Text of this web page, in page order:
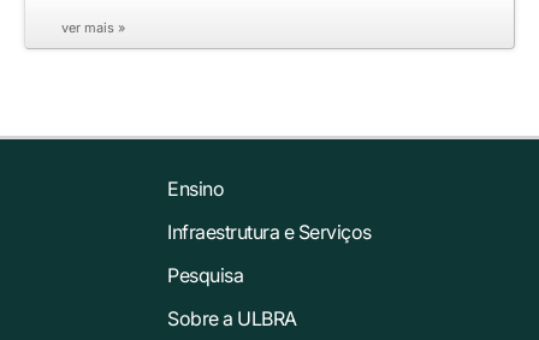
ver mais »
Ensino
Infraestrutura e Serviços
Pesquisa
Sobre a ULBRA